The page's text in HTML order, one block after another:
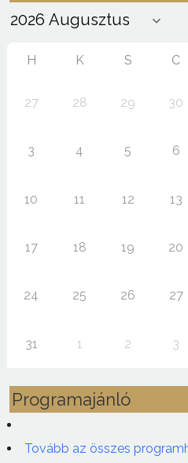
H K S C
27 28 29 30
3 4 5 6
10 11 12 13
17 18 19 20
24 25 26 27
31 1 2 3
Programajánló
Tovább az összes